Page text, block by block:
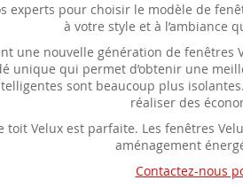
experts pour choisir le modèle de
à votre style et à l’ambiance
une nouvelle génération de
unique qui permet d’obtenir une
sont beaucoup plus
réaliser des
toit Velux est parfaite. Les fenêtres
aménagement
Contactez-nous